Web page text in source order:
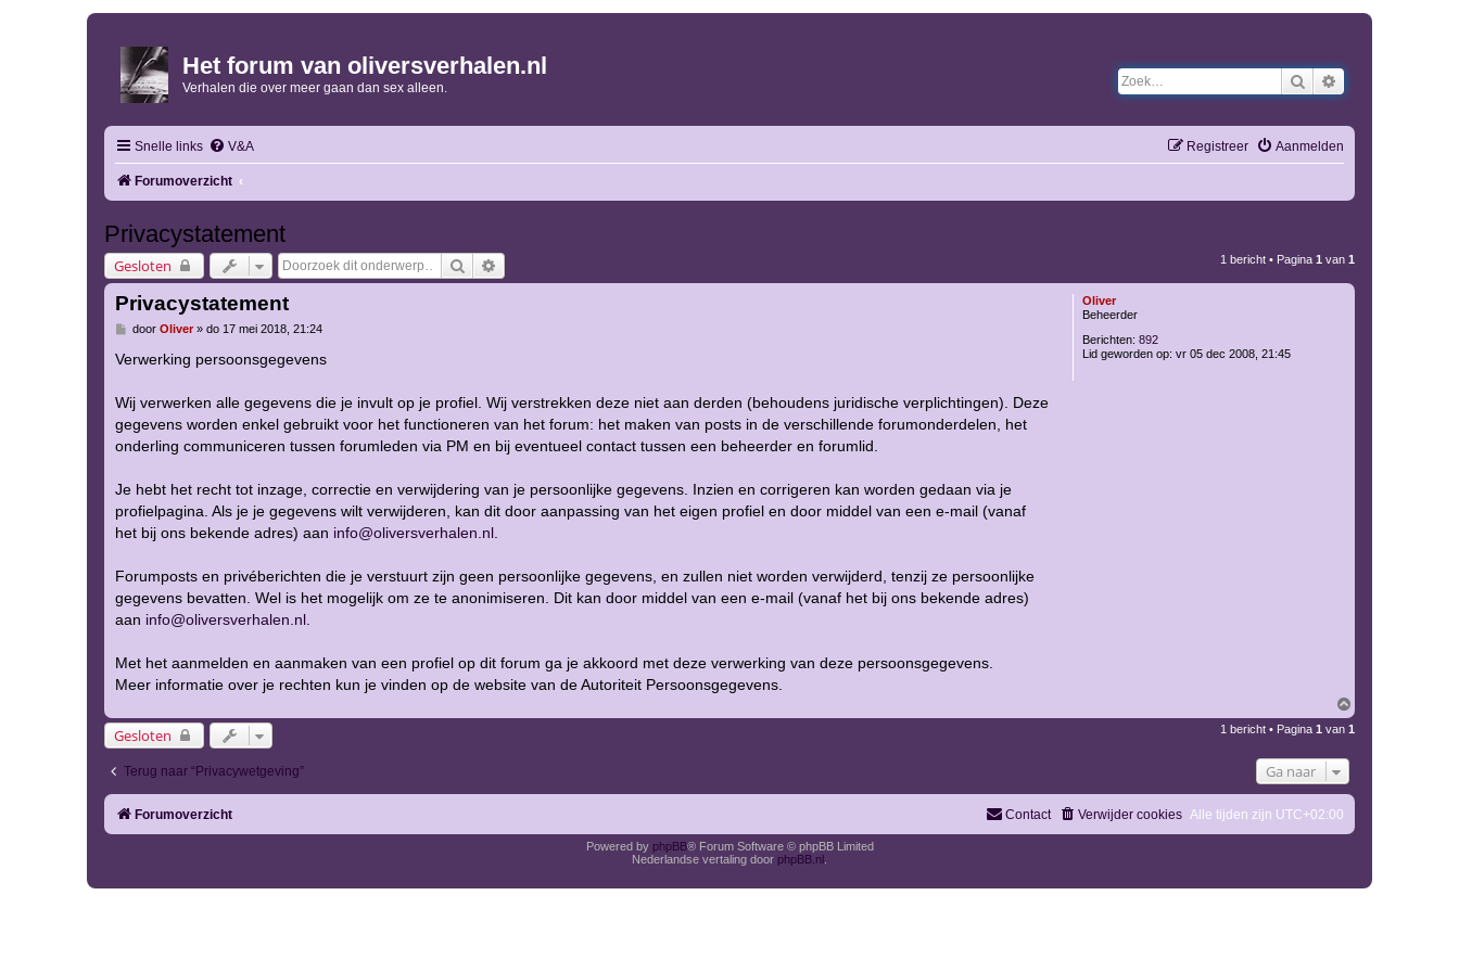
Het forum van oliversverhalen.nl
Verhalen die over meer gaan dan sex alleen. Zoek
Snelle links V&A Aanmelden
Registreer
Forumoverzicht
Privacystatement
Gesloten Zoek 1 bericht • Pagina 1 van 1
Oliver
Beheerder
Berichten: 892
Lid geworden op: vr 05 dec 2008, 21:45
Privacystatement
B
r
h
t
door Oliver» do 17 mei 2018, 21:24
Verwerking persoonsgegevens
Wij verwerken alle gegevens die je invult op je profiel. Wij verstrekken deze niet aan derden (behoudens juridische verplichtingen). Deze
gegevens worden enkel gebruikt voor het functioneren van het forum: het maken van posts in de verschillende forumonderdelen, het
onderling communiceren tussen forumleden via PM en bij eventueel contact tussen een beheerder en forumlid.
Je hebt het recht tot inzage, correctie en verwijdering van je persoonlijke gegevens. Inzien en corrigeren kan worden gedaan via je
profielpagina. Als je je gegevens wilt verwijderen, kan dit door aanpassing van het eigen profiel en door middel van een e-mail (vanaf
het bij ons bekende adres) aan info@oliversverhalen.nl.
Forumposts en privéberichten die je verstuurt zijn geen persoonlijke gegevens, en zullen niet worden verwijderd, tenzij ze persoonlijke
gegevens bevatten. Wel is het mogelijk om ze te anonimiseren. Dit kan door middel van een e-mail (vanaf het bij ons bekende adres)
aan info@oliversverhalen.nl.
Met het aanmelden en aanmaken van een profiel op dit forum ga je akkoord met deze verwerking van deze persoonsgegevens.
Meer informatie over je rechten kun je vinden op de website van de Autoriteit Persoonsgegevens.
m
h
Gesloten 1 bericht • Pagina 1 van 1
Terug naar “Privacywetgeving” Ga naar
Forumoverzicht Alle tijden zijn UTC+02:00
Verwijder cookies
Contact
Powered by phpBB® Forum Software © phpBB Limited
Nederlandse vertaling door phpBB.nl